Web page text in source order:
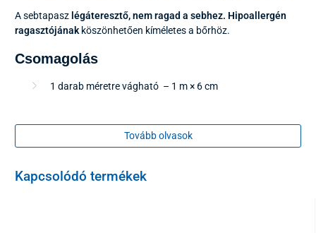
A sebtapasz légáteresztő, nem ragad a sebhez. Hipoallergén
ragasztójánakköszönhetően kíméletes a bőrhöz.
Csomagolás
1 darab méretre vágható – 1 m × 6 cm
Tovább olvasok
Kapcsolódó termékek